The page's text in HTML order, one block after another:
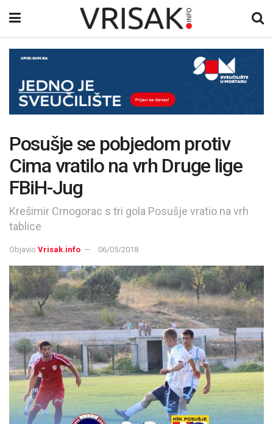
Posušje se pobjedom protiv
Cima vratilo na vrh Druge lige
FBiH-Jug
Krešimir Crnogorac s tri gola Posušje vratio na vrh
tablice
Objavio Vrisak.info 06/05/2018